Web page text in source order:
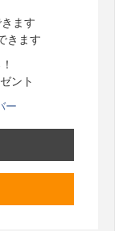
ます
きます
ント
ー